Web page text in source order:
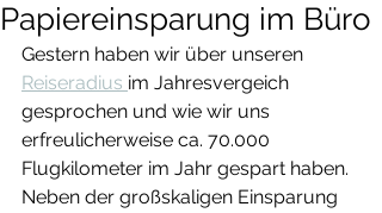
Papiereinsparung im Büro
Gestern haben wir über unseren
Reiseradius im Jahresvergeich
gesprochen und wie wir uns
erfreulicherweise ca. 70.000
Flugkilometer im Jahr gespart haben.
Neben der großskaligen Einsparung